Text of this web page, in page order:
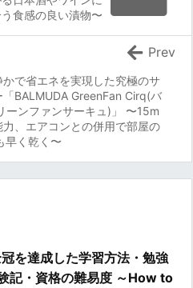
食感の良い漬物〜
で省エネを実現した究極のサ
「BALMUDA GreenFan Cirq(バ
ーンファンサーキュ)」 〜15m
、エアコンとの併用で部屋の
早く乾く〜
Prev
を達成した学習方法・勉強
記・資格の難易度 ～How to